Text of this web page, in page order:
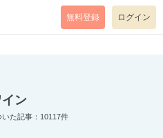
mode=return level=notice
無料登録 ログイン
イン
いた記事：10117件